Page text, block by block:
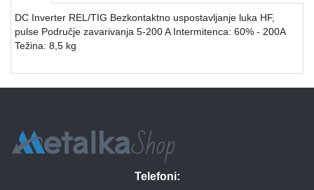
DC Inverter REL/TIG Bezkontaktno uspostavljanje luka HF,
pulse Područje zavarivanja 5-200 A Intermitenca: 60% - 200A
Težina: 8,5 kg
Telefoni: